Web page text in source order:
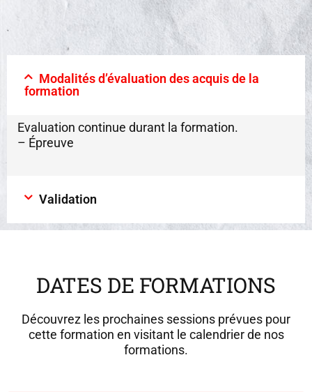
Modalités d’évaluation des acquis de la
formation
Evaluation continue durant la formation.
– Épreuve
Validation
DATES DE FORMATIONS
Découvrez les prochaines sessions prévues pour
cette formation en visitant le calendrier de nos
formations.